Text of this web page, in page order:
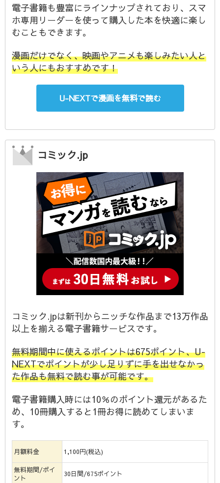
電子書籍も豊富にラインナップされており、スマ
ホ専用リーダーを使って購入した本を快適に楽し
むこともできます。
漫画だけでなく、映画やアニメも楽しみたい人と
いう人にもおすすめです！
U-NEXTで漫画を無料で読む
コミック.jp
コミック.jpは新刊からニッチな作品まで13万作品
以上を揃える電子書籍サービスです。
無料期間中に使えるポイントは675ポイント、U-
NEXTでポイントが少し足りずに手を出せなかっ
た作品も無料で読む事が可能です。
電子書籍購入時には10％のポイント還元があるた
め、10冊購入すると1冊お得に読めてしまいま
す。
月額料金 1,100円(税込)
無料期間/ポイ
ント
30日間/675ポイント